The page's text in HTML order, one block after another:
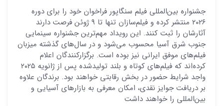
جشنواره بین‌المللی فیلم سنگاپور فراخوان خود را برای دوره
۲۰۲۶ منتشر کرده و فیلم‌سازان تنها تا ۹ ژوئن فرصت دارند
آثارشان را ثبت کنند. این رویداد مهم‌ترین جشنواره سینمایی
جنوب شرق آسیا محسوب می‌شود و در سال‌های گذشته میزبان
فیلم‌های موفق ایرانی نیز بوده است. برگزارکنندگان اعلام
کرده‌اند که فیلم‌های کوتاه و بلند تولیدشده پس از ژانویه ۲۰۲۵
واجد شرایط حضور در بخش رقابتی خواهند بود. برندگان علاوه
بر دریافت جوایز نقدی، امکان معرفی به بازارهای آسیایی و
بین‌المللی را خواهند داشت